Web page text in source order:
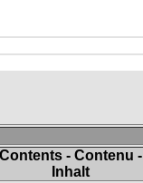
Contents - Contenu -
Inhalt